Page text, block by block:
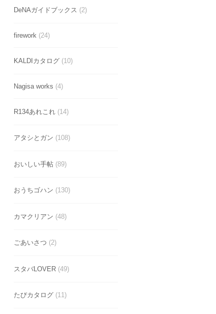
DeNAガイドブックス (2)
firework(24)
KALDIカタログ(10)
Nagisa works (4)
R134あれこれ(14)
アタシとガン (108)
おいしい手帖(89)
おうちゴハン (130)
カマクリアン (48)
ごあいさつ (2)
スタバLOVER(49)
たびカタログ(11)